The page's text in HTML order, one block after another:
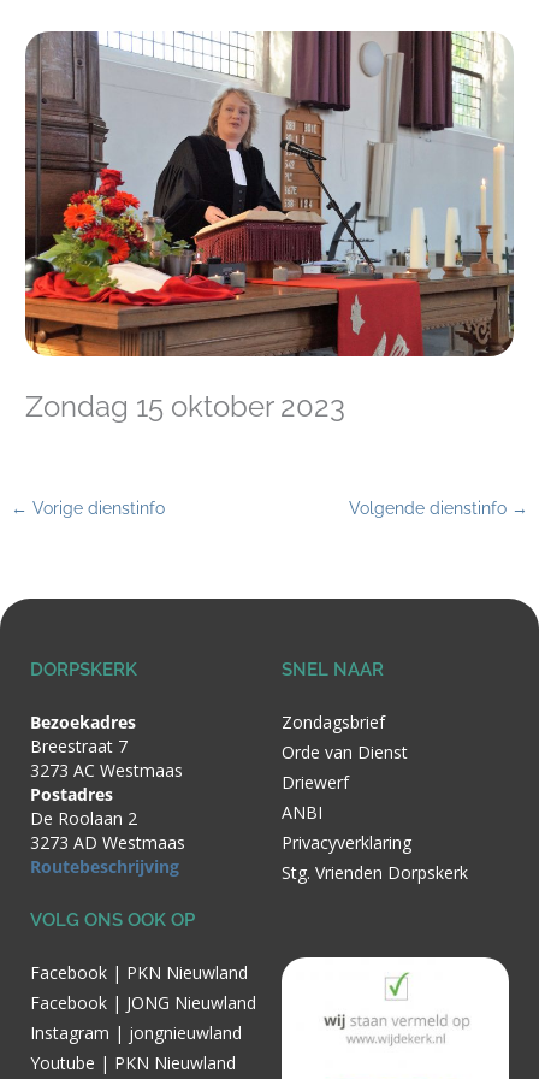
Zondag 15 oktober 2023
← Vorige dienstinfo Volgende dienstinfo →
DORPSKERK
Bezoekadres
Breestraat 7
3273 AC Westmaas
Postadres
De Roolaan 2
3273 AD Westmaas
Routebeschrijving
SNEL NAAR
Zondagsbrief
Orde van Dienst
Driewerf
ANBI
Privacyverklaring
Stg. Vrienden Dorpskerk
VOLG ONS OOK OP
Facebook | PKN Nieuwland
Facebook | JONG Nieuwland
Instagram | jongnieuwland
Youtube | PKN Nieuwland